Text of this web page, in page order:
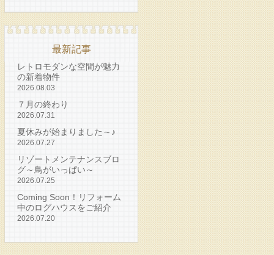
最新記事
レトロモダンな空間が魅力
の新着物件
2026.08.03
７月の終わり
2026.07.31
夏休みが始まりました～♪
2026.07.27
リゾートメンテナンスブロ
グ～鳥がいっぱい～
2026.07.25
Coming Soon！リフォーム
中のログハウスをご紹介
2026.07.20